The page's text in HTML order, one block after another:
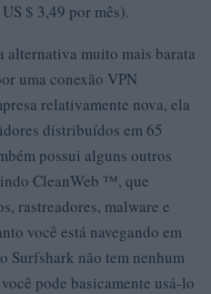
$ 3,49 por mês).
alternativa muito mais barata
uma conexão VPN
relativamente nova, ela
distribuídos em 65
possui alguns outros
CleanWeb ™, que
rastreadores, malware e
você está navegando em
Surfshark não tem nenhum
pode basicamente usá-lo